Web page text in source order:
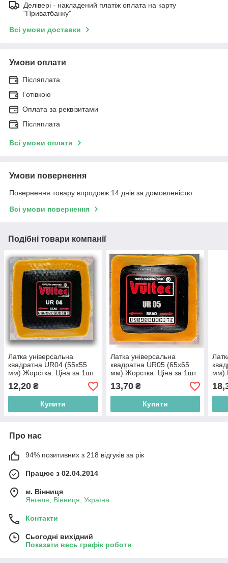
Делівері - накладений платіж оплата на карту
"Приватбанку"
Всі умови доставки
Умови оплати
Післяплата
Готівкою
Оплата за реквізитами
Післяплата
Всі умови оплати
Умови повернення
Повернення товару впродовж 14 днів за домовленістю
Всі умови повернення
Подібні товари компанії
Латка універсальна
квадратна UR04 (55х55
мм) Жорстка. Ціна за 1шт.
VULTEC
12,20 ₴
Купити
Латка універсальна
квадратна UR05 (65х65
мм) Жорстка. Ціна за 1шт.
VULTEC
13,70₴
Купити
Про нас
94% позитивних з 218 відгуків за рік
Працює з 02.04.2014
м. Вінниця
Янгеля, Вінниця, Україна
Контакти
Сьогодні вихідний
Показати весь графік роботи